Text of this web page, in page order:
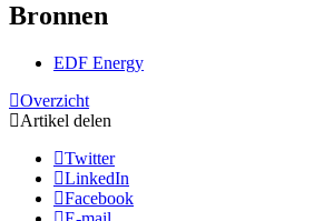
Bronnen
EDF Energy
Overzicht
Artikel delen
Twitter
LinkedIn
Facebook